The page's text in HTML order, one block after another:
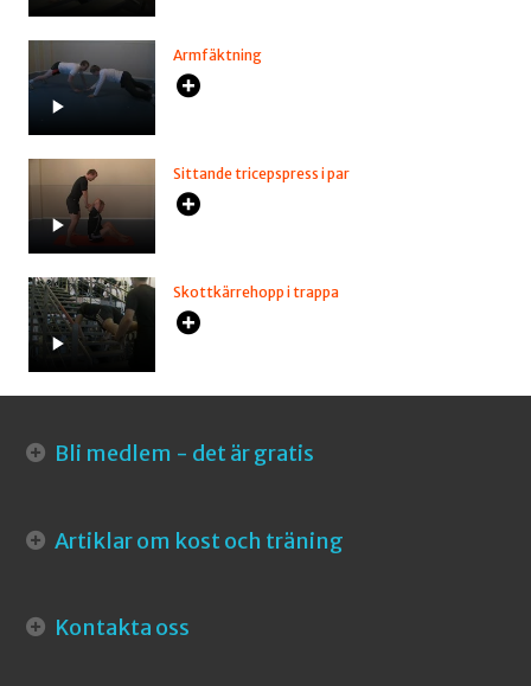
Armfäktning
Sittande tricepspress i par
Skottkärrehopp i trappa
Bli medlem - det är gratis
Artiklar om kost och träning
Kontakta oss